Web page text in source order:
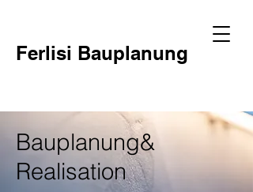
Ferlisi Bauplanung
Bauplanung&
Realisation